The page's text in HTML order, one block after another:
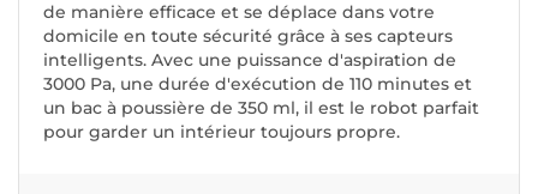
de manière efficace et se déplace dans votre
domicile en toute sécurité grâce à ses capteurs
intelligents. Avec une puissance d'aspiration de
3000 Pa, une durée d'exécution de 110 minutes et
un bac à poussière de 350 ml, il est le robot parfait
pour garder un intérieur toujours propre.